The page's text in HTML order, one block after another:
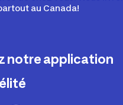
au Canada!
notre application